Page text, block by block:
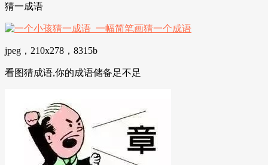
猜一成语
jpeg，210x278，8315b
看图猜成语,你的成语储备足不足